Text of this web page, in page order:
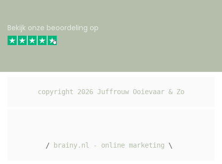
Bekijk onze beoordeling op
copyright 2026 Juffrouw Ooievaar & Zo
/ brainy.nl - online marketing \